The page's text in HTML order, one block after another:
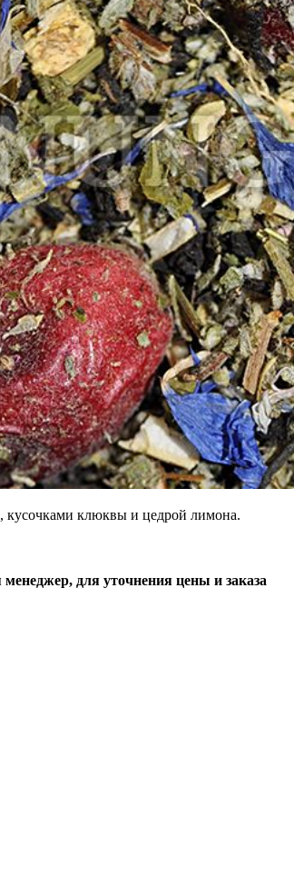
кусочками клюквы и цедрой лимона.
для уточнения цены и заказа